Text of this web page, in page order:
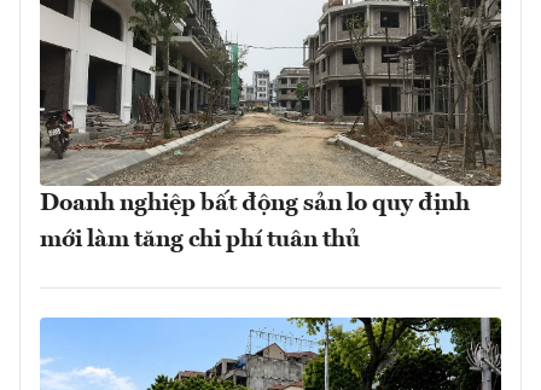
Doanh nghiệp bất động sản lo quy định
mới làm tăng chi phí tuân thủ